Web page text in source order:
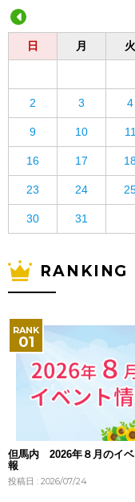
日 月 火
2 3 4
9 10 11
16 17
23 24
30 31
RANKING
但馬内 2026年８月のイ
報
投稿日 : 2026/07/24